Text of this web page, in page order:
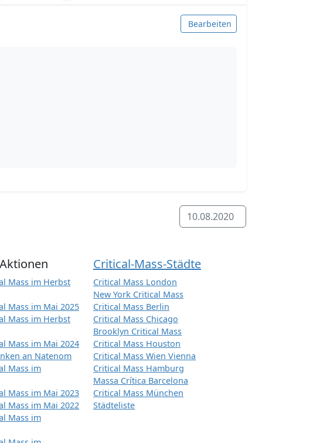
Bearbeiten
10.08.2020
Mass im Herbst
Mass im Mai 2025
Mass im Herbst
Mass im Mai 2024
an Natenom
Mass im
Mass im Mai 2023
Mass im Mai 2022
Mass im
Critical-Mass-Städte
Critical Mass London
New York Critical Mass
Critical Mass Berlin
Critical Mass Chicago
Brooklyn Critical Mass
Critical Mass Houston
Critical Mass Wien Vienna
Critical Mass Hamburg
Massa Crítica Barcelona
Critical Mass München
Städteliste